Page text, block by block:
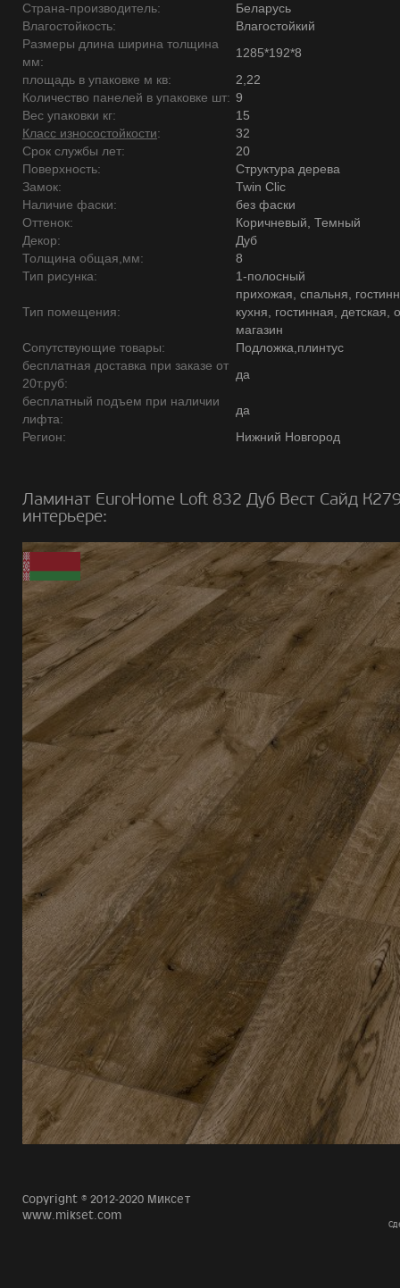
Страна-производитель:
Беларусь
Влагостойкость:
Влагостойкий
Размеры длина ширина толщина
мм:
1285*192*8
площадь в упаковке м кв:
2,22
Количество панелей в упаковке шт: 9
Вес упаковки кг:
15
Класс износостойкости:
32
Срок службы лет:
20
Поверхность:
Структура дерева
Замок:
Twin Clic
Наличие фаски:
без фаски
Оттенок:
Коричневый, Темный
Декор:
Дуб
Толщина общая,мм:
8
Тип рисунка:
1-полосный
Тип помещения:
прихожая, спальня,
кухня, гостинная, детская,
магазин
Сопутствующие товары:
Подложка,плинтус
бесплатная доставка при заказе от
20т.руб:
да
бесплатный подъем при наличии
лифта:
да
Регион:
Нижний Новгород
Ламинат EuroHome Loft 832 Дуб Вест Сайд
интерьере:
Copyright © 2012-2020 Миксет
www.mikset.com